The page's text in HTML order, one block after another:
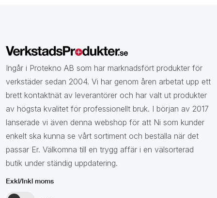
Ingår i Protekno AB som har marknadsfört produkter för
verkstäder sedan 2004. Vi har genom åren arbetat upp ett
brett kontaktnät av leverantörer och har valt ut produkter
av högsta kvalitet för professionellt bruk. I början av 2017
lanserade vi även denna webshop för att Ni som kunder
enkelt ska kunna se vårt sortiment och beställa när det
passar Er. Välkomna till en trygg affär i en välsorterad
butik under ständig uppdatering.
Exkl/Inkl moms